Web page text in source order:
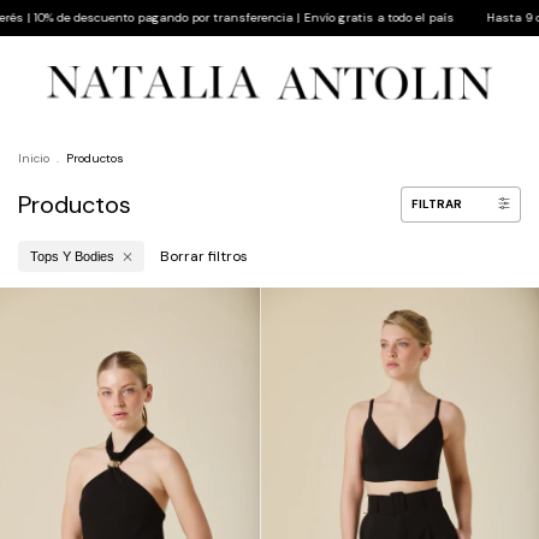
por transferencia | Envío gratis a todo el país Hasta 9 cuotas sin interés | 10% de
Inicio . Productos
Productos FILTRAR
Tops Y Bodies Borrar filtros